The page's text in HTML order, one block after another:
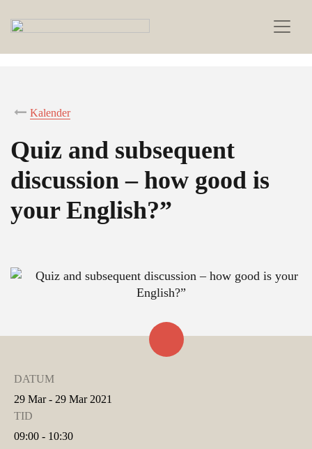
Kalender
Quiz and subsequent
discussion – how good is
your English?”
DATUM
29 Mar - 29 Mar 2021
TID
09:00 - 10:30